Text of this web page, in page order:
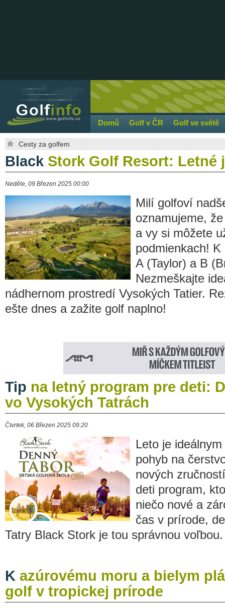
Domů Golf v ČR Golf ve světě
Cesty za golfem
Black Stork Golf Resort: Letné
Neděle, 09 Březen 2025 00:00
Milí golfoví
oznamujeme,
a vy si môžete
podmienkach!
A (Taylor) a B
Nezmeškajte
nádhernom prostredí Vysokých Tatier.
ešte dnes a zažite golf naplno!
Tip na letný program pre deti:
vo Vysokých Tatrách
Čtvrtek, 06 Březen 2025 09:20
Leto je
pohyb na
nových
deti program,
niečo nové a
čas v prírode,
Tatry Black Stork je tou správnou voľbou.
K azúrovému moru a bielym
golf v tropickej prírode